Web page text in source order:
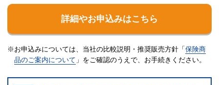
詳細やお申込みはこちら
※お申込みについては、当社の比較説明・推奨販売方針「保険商
品のご案内について 」をご確認のうえで、 お手続きください。